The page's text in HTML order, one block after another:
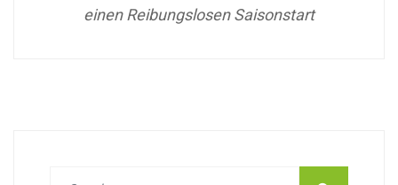
einen Reibungslosen Saisonstart